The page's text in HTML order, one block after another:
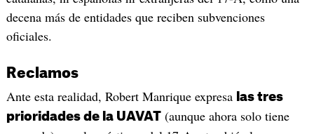
decena más de entidades que reciben subvenciones
oficiales.
Reclamos
Ante esta realidad, Robert Manrique expresa las tres
prioridades de la UAVAT(aunque ahora solo tiene